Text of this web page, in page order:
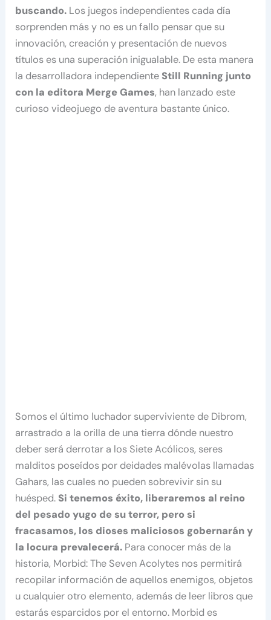
buscando. Los juegos independientes cada día
sorprenden más y no es un fallo pensar que su
innovación, creación y presentación de nuevos
títulos es una superación inigualable. De esta manera
la desarrolladora independiente Still Running junto
con la editora Merge Games, han lanzado este
curioso videojuego de aventura bastante único.
Somos el último luchador superviviente de Dibrom,
arrastrado a la orilla de una tierra dónde nuestro
deber será derrotar a los Siete Acólicos, seres
malditos poseídos por deidades malévolas llamadas
Gahars, las cuales no pueden sobrevivir sin su
huésped. Si tenemos éxito, liberaremos al reino
del pesado yugo de su terror, pero si
fracasamos, los dioses maliciosos gobernarán y
la locura prevalecerá. Para conocer más de la
historia, Morbid: The Seven Acolytes nos permitirá
recopilar información de aquellos enemigos, objetos
u cualquier otro elemento, además de leer libros que
estarás esparcidos por el entorno. Morbid es